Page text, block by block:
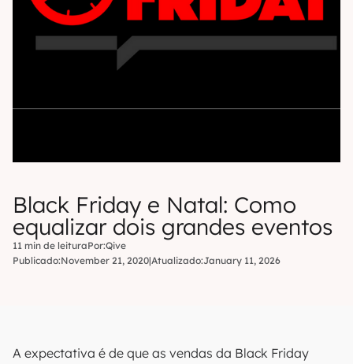
Black Friday e Natal: Como
equalizar dois grandes eventos
11 min de leituraPor:Qive
Publicado:November 21, 2020|Atualizado:January 11, 2026
A expectativa é de que as vendas da Black Friday